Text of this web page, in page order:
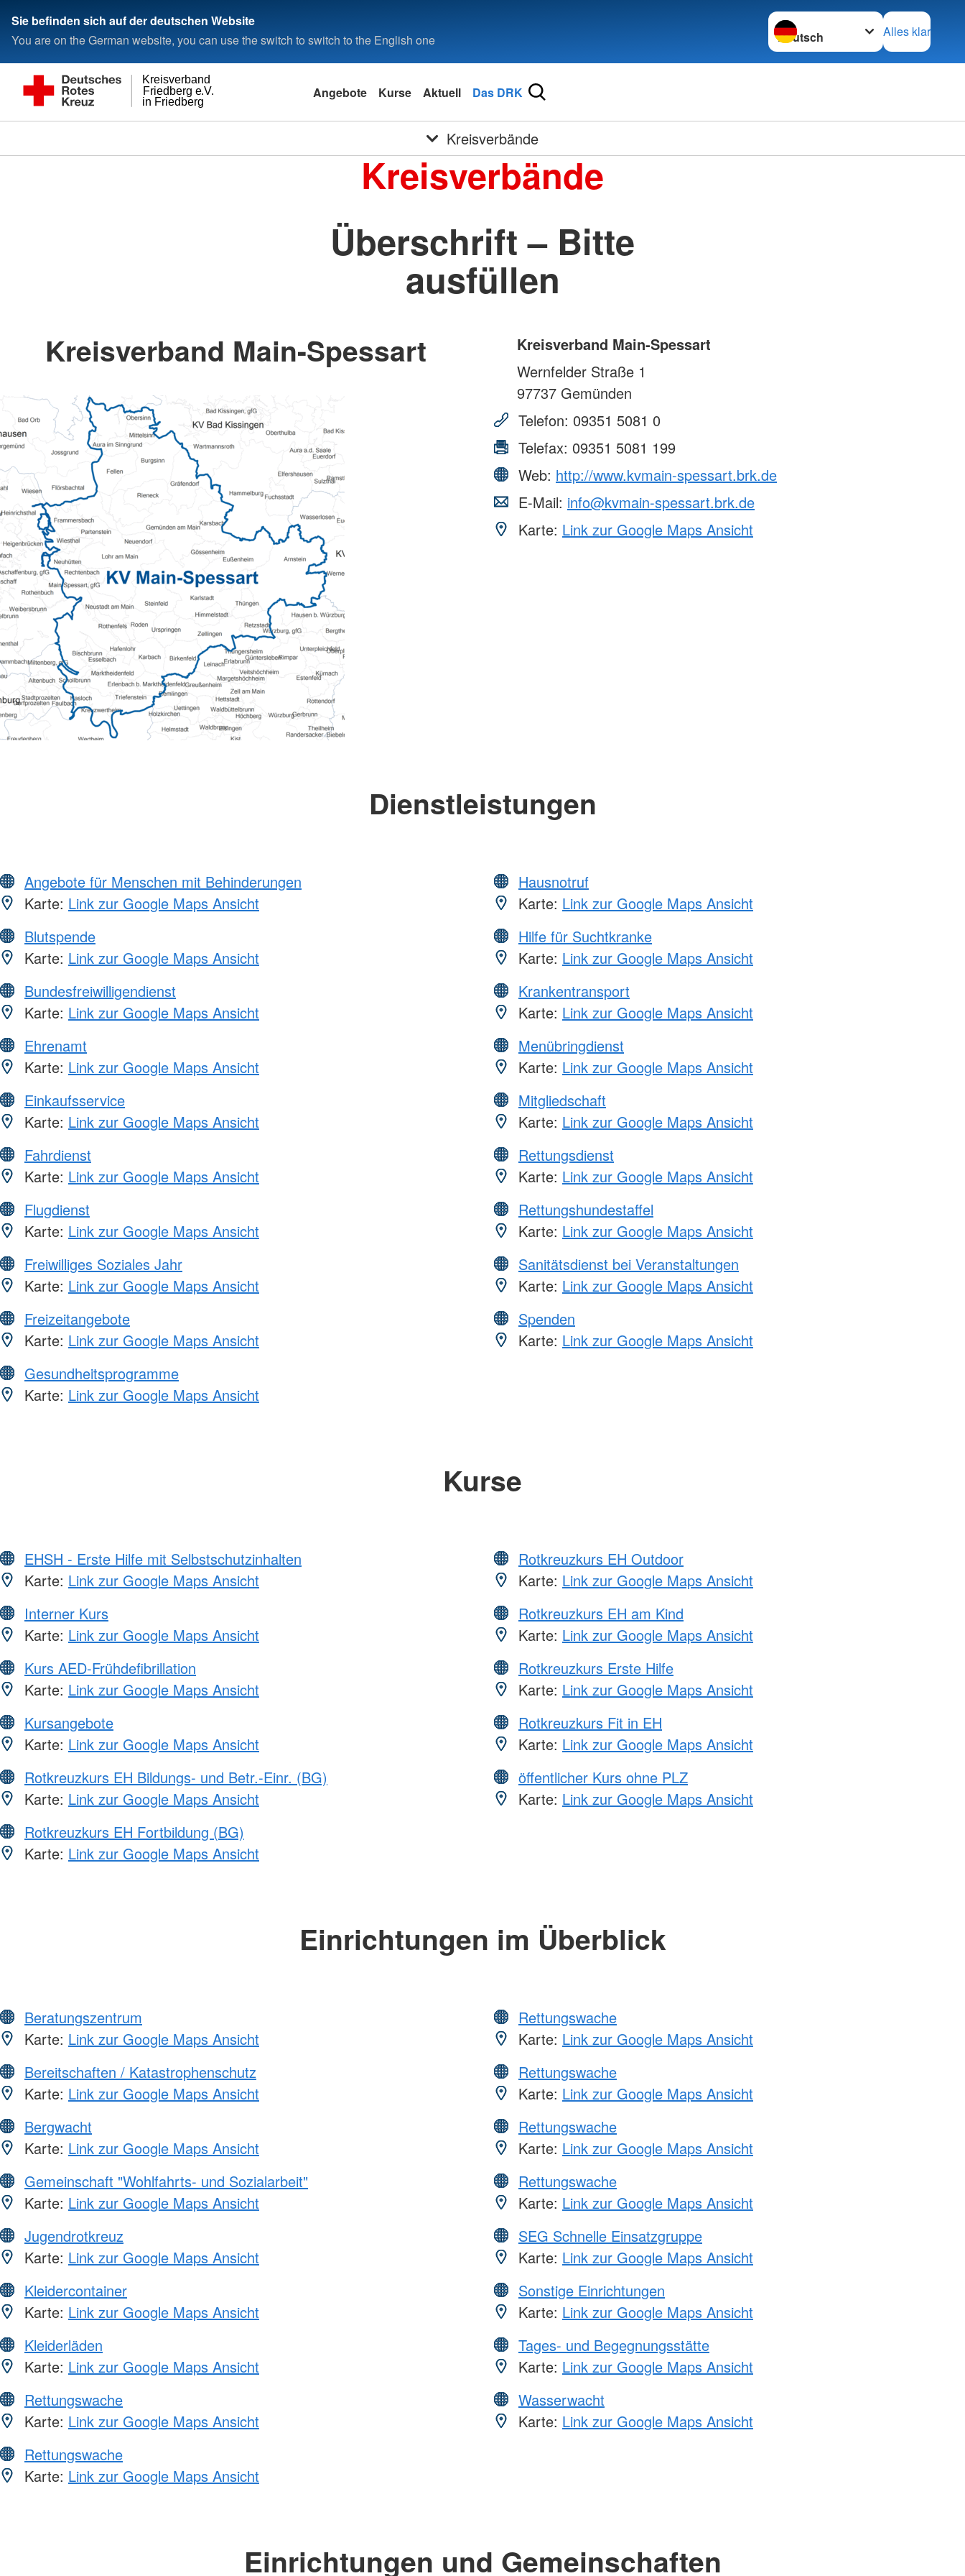
Sie befinden sich auf der deutschen Website
You are on the German website, you can use the switch to switch to the English one
Sprache wechseln zu
Alles klar
in Friedberg
Friedberg e.V.
Kreisverband
Angebote Kurse Aktuell Das DRK
Kreisverbände
Kreisverbände
Überschrift – Bitte
ausfüllen
Kreisverband Main-Spessart
Kreisverband Main-Spessart
Wernfelder Straße 1
97737 Gemünden
Telefon: 09351 5081 0
Telefax: 09351 5081 199
Web: http://www.kvmain-spessart.brk.de
E-Mail: info@kvmain-spessart.brk.de
Karte: Link zur Google Maps Ansicht
Dienstleistungen
Angebote für Menschen mit Behinderungen
Karte: Link zur Google Maps Ansicht
Blutspende
Karte: Link zur Google Maps Ansicht
Bundesfreiwilligendienst
Karte: Link zur Google Maps Ansicht
Ehrenamt
Karte: Link zur Google Maps Ansicht
Einkaufsservice
Karte: Link zur Google Maps Ansicht
Fahrdienst
Karte: Link zur Google Maps Ansicht
Flugdienst
Karte: Link zur Google Maps Ansicht
Freiwilliges Soziales Jahr
Karte: Link zur Google Maps Ansicht
Freizeitangebote
Karte: Link zur Google Maps Ansicht
Gesundheitsprogramme
Karte: Link zur Google Maps Ansicht
Hausnotruf
Karte: Link zur Google Maps Ansicht
Hilfe für Suchtkranke
Karte: Link zur Google Maps Ansicht
Krankentransport
Karte: Link zur Google Maps Ansicht
Menübringdienst
Karte: Link zur Google Maps Ansicht
Mitgliedschaft
Karte: Link zur Google Maps Ansicht
Rettungsdienst
Karte: Link zur Google Maps Ansicht
Rettungshundestaffel
Karte: Link zur Google Maps Ansicht
Sanitätsdienst bei Veranstaltungen
Karte: Link zur Google Maps Ansicht
Spenden
Karte: Link zur Google Maps Ansicht
Kurse
EHSH - Erste Hilfe mit Selbstschutzinhalten
Karte: Link zur Google Maps Ansicht
Interner Kurs
Karte: Link zur Google Maps Ansicht
Kurs AED-Frühdefibrillation
Karte: Link zur Google Maps Ansicht
Kursangebote
Karte: Link zur Google Maps Ansicht
Rotkreuzkurs EH Bildungs- und Betr.-Einr. (BG)
Karte: Link zur Google Maps Ansicht
Rotkreuzkurs EH Fortbildung (BG)
Karte: Link zur Google Maps Ansicht
Rotkreuzkurs EH Outdoor
Karte: Link zur Google Maps Ansicht
Rotkreuzkurs EH am Kind
Karte: Link zur Google Maps Ansicht
Rotkreuzkurs Erste Hilfe
Karte: Link zur Google Maps Ansicht
Rotkreuzkurs Fit in EH
Karte: Link zur Google Maps Ansicht
öffentlicher Kurs ohne PLZ
Karte: Link zur Google Maps Ansicht
Einrichtungen im Überblick
Beratungszentrum
Karte: Link zur Google Maps Ansicht
Bereitschaften / Katastrophenschutz
Karte: Link zur Google Maps Ansicht
Bergwacht
Karte: Link zur Google Maps Ansicht
Gemeinschaft "Wohlfahrts- und Sozialarbeit"
Karte: Link zur Google Maps Ansicht
Jugendrotkreuz
Karte: Link zur Google Maps Ansicht
Kleidercontainer
Karte: Link zur Google Maps Ansicht
Kleiderläden
Karte: Link zur Google Maps Ansicht
Rettungswache
Karte: Link zur Google Maps Ansicht
Rettungswache
Karte: Link zur Google Maps Ansicht
Rettungswache
Karte: Link zur Google Maps Ansicht
Rettungswache
Karte: Link zur Google Maps Ansicht
Rettungswache
Karte: Link zur Google Maps Ansicht
Rettungswache
Karte: Link zur Google Maps Ansicht
SEG Schnelle Einsatzgruppe
Karte: Link zur Google Maps Ansicht
Sonstige Einrichtungen
Karte: Link zur Google Maps Ansicht
Tages- und Begegnungsstätte
Karte: Link zur Google Maps Ansicht
Wasserwacht
Karte: Link zur Google Maps Ansicht
Einrichtungen und Gemeinschaften